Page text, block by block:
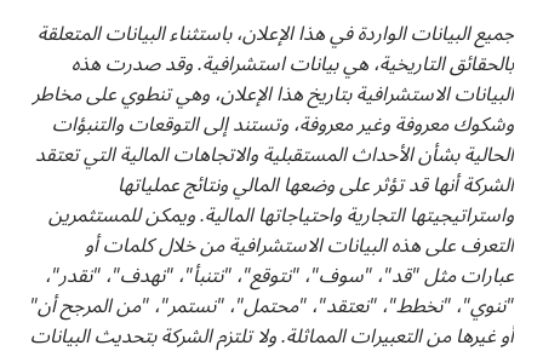
جميع البيانات الواردة في هذا الإعلان، باستثناء البيانات المتعلقة
بالحقائق التاريخية، هي بيانات استشرافية. وقد صدرت هذه
البيانات الاستشرافية بتاريخ هذا الإعلان، وهي تنطوي على مخاطر
وشكوك معروفة وغير معروفة، وتستند إلى التوقعات والتنبؤات
الحالية بشأن الأحداث المستقبلية والاتجاهات المالية التي تعتقد
الشركة أنها قد تؤثر على وضعها المالي ونتائج عملياتها
واستراتيجيتها التجارية واحتياجاتها المالية. ويمكن للمستثمرين
التعرف على هذه البيانات الاستشرافية من خلال كلمات أو
عبارات مثل "قد"، "سوف"، "نتوقع"، "نتنبأ"، "نهدف"، "نقدر"،
"ننوي"، "نخطط"، "نعتقد"، "محتمل"، "نستمر"، "من المرجح أن"
أو غيرها من التعبيرات المماثلة. ولا تلتزم الشركة بتحديث البيانات